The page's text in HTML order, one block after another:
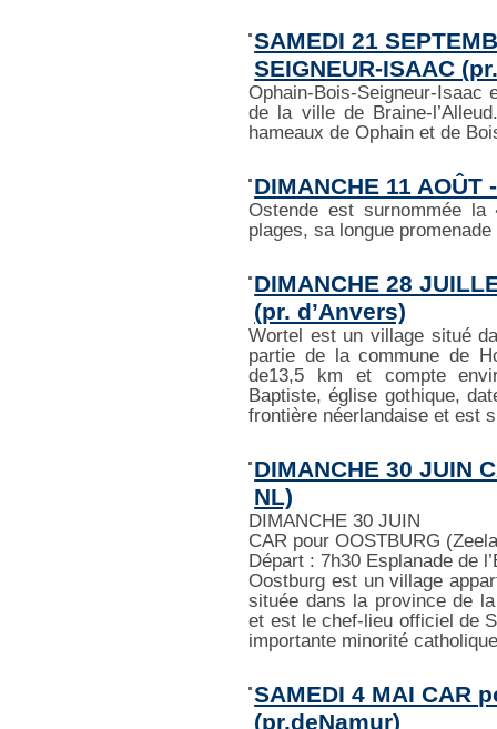
SAMEDI 21
SEIGNEUR-ISAAC
Ophain-Bois-Seigneur-Isaac
de la ville de Braine-
hameaux de Ophain et de
DIMANCHE 11 AOÛT
Ostende est surnommée
plages, sa longue
DIMANCHE 28
(pr. d’Anvers)
Wortel est un village situé
partie de la commune de
de13,5 km et compte
Baptiste, église gothique,
frontière néerlandaise et est
DIMANCHE 30 JUIN
NL)
DIMANCHE 30 JUIN
CAR pour OOSTBURG
Départ : 7h30 Esplanade de
Oostburg est un village
située dans la province de
et est le chef-lieu officiel de
importante minorité
SAMEDI 4 MAI CAR
(pr.deNamur)